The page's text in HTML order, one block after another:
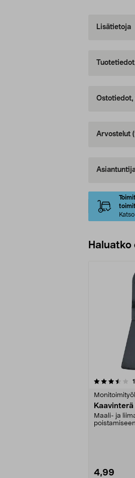
Lisätietoja
Ostotiedot,
Arvostelut
Maali- ja
4,99